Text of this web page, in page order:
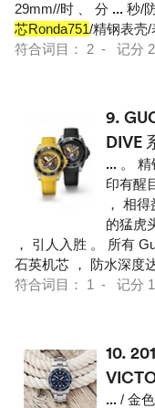
29mm//时 、 分 ... 秒/
芯Ronda751/精钢表壳
符合词目： 2 - 记分
9.
DIVE
... 。
印有醒
， 相
的猛虎
， 引人入胜 。 所有
石英机芯 ， 防水深度
符合词目： 1 - 记分
10.
... / 金